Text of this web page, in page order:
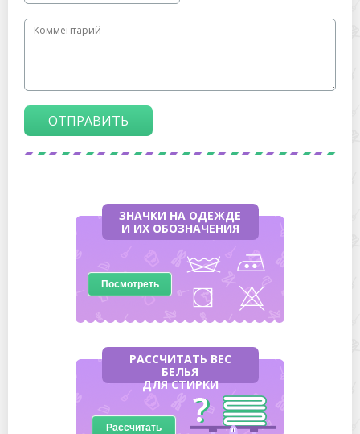
ОТПРАВИТЬ
ЗНАЧКИ НА ОДЕЖДЕ
И ИХ ОБОЗНАЧЕНИЯ
Посмотреть
РАССЧИТАТЬ ВЕС
БЕЛЬЯ
ДЛЯ СТИРКИ
Рассчитать